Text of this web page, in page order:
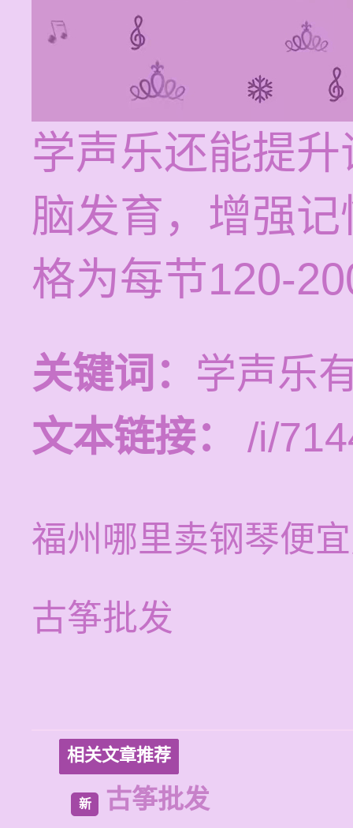
学声乐还能提
脑发育，增强
格为每节120-
关键词： 学声乐
文本链接：
/i/
福州哪里卖钢琴便
古筝批发
相关文章推荐
新 古筝批发